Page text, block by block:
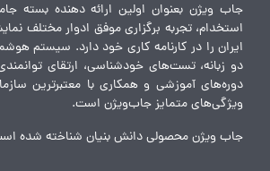
جاب ویژن بعنوان اولین ارائه دهنده بسته
استخدام، تجربه برگزاری موفق ادوار مختلف
ایران را در کارنامه کاری خود دارد. سیستم
دو زبانه، تست‌های خودشناسی، ارتقای
دوره‌های آموزشی و همکاری با معتبرترین
ویژگی‌های متمایز جاب‌ویژن است.
جاب ویژن محصولی دانش بنیان شناخته شده